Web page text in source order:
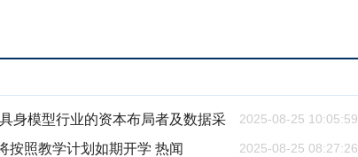
2025-08-25 10:05:59
身模型行业的资本布局者及数据采
2025-08-25 08:27:26
按照教学计划如期开学 热闻